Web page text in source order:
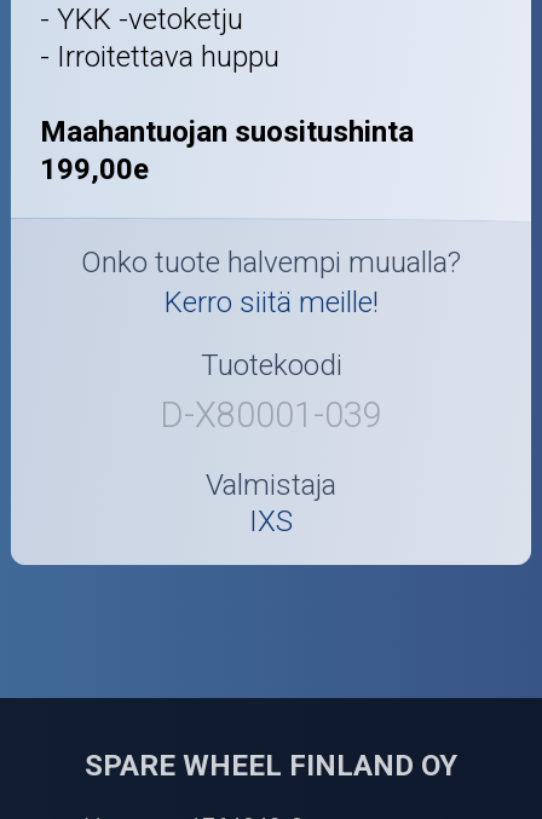
- YKK -vetoketju
- Irroitettava huppu
Maahantuojan suositushinta
199,00e
Onko tuote halvempi muualla?
Kerro siitä meille!
Tuotekoodi
D-X80001-039
Valmistaja
IXS
SPARE WHEEL FINLAND OY